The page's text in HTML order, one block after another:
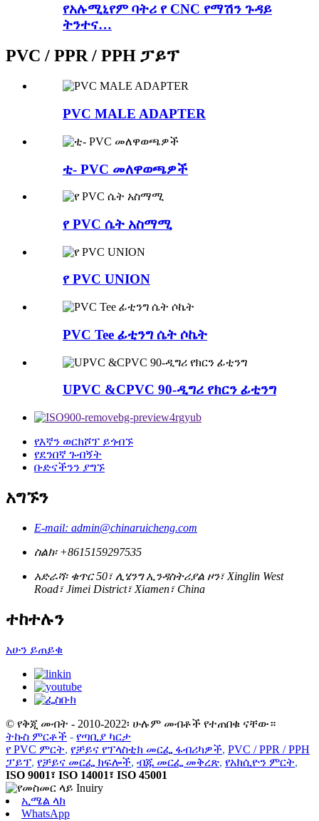
የአሉሚኒየም ባትሪ የ CNC የማሽን ጉዳይ
ትንተና…
PVC / PPR / PPH ፓይፕ
PVC MALE ADAPTER
ቲ- PVC መለዋወጫዎች
የ PVC ሴት አስማሚ
የ PVC UNION
PVC Tee ፊቲንግ ሴት ሶኬት
UPVC &CPVC 90-ዲግሪ የክርን ፊቲንግ
የእኛን ወርክሾፕ ይጎብኙ
የደንበኛ ጉብኝት
ቡድናችንን ያግኙ
አግኙን
E-mail: admin@chinaruicheng.com
ስልክ፡ +8615159297535
አድራሻ፡ ቁጥር 50፣ ሊሄንግ ኢንዳስትሪያል ዞን፣ Xinglin West
Road፣ Jimei District፣ Xiamen፣ China
ተከተሉን
አሁን ይጠይቁ
© የቅጂ መብት - 2010-2022፡ ሁሉም መብቶች የተጠበቁ ናቸው።
ትኩስ ምርቶች - የጣቢያ ካርታ
የ PVC ምርት, የቻይና የፕላስቲክ መርፌ ፋብሪካዎች, PVC / PPR / PPH
ፓይፕ, የቻይና መርፌ ክፍሎች, ብጁ መርፌ መቅረጽ, የአክሲዮን ምርት,
ISO 9001፣ ISO 14001፣ ISO 45001
ኢሜል ላክ
WhatsApp